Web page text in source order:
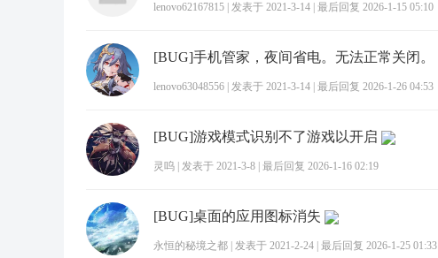
lenovo62167815 发表于 2021-3-14 最后回复 2026-1-15 05:10
[BUG]手机管家，夜间省电。无法正常关闭。
lenovo63048556 发表于 2021-3-14 最后回复 2026-1-26 04:53
[BUG]游戏模式识别不了游戏以开启
灵呜 发表于 2021-3-8 最后回复 2026-1-16 02:19
[BUG]桌面的应用图标消失
永恒的秘境之都 发表于 2021-2-24 最后回复 2026-1-25 01:33